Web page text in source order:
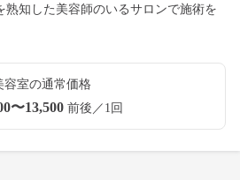
熟知した美容師のいるサロンで施術を
容室の通常価格
〜13,500前後／1回